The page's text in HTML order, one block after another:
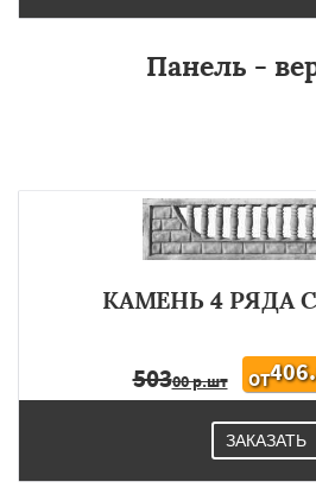
Панель -
КАМЕНЬ 4 РЯДА
50300 р.шт ОТ
ЗАКАЗАТЬ